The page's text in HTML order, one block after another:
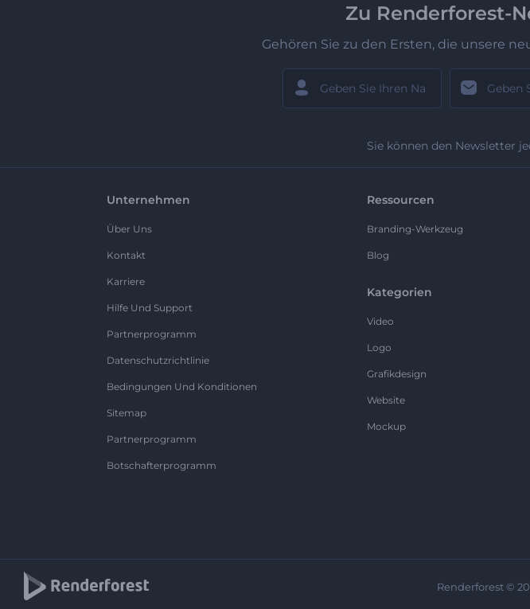
Zu Renderforest-
Gehören Sie zu den Ersten, die unsere
Sie können den Newsletter
Unternehmen
Über Uns
Kontakt
Karriere
Hilfe Und Support
Partnerprogramm
Datenschutzrichtlinie
Bedingungen Und Konditionen
Sitemap
Partnerprogramm
Botschafterprogramm
Ressourcen
Branding-Werkzeug
Blog
Kategorien
Video
Logo
Grafikdesign
Website
Mockup
Renderforest ©